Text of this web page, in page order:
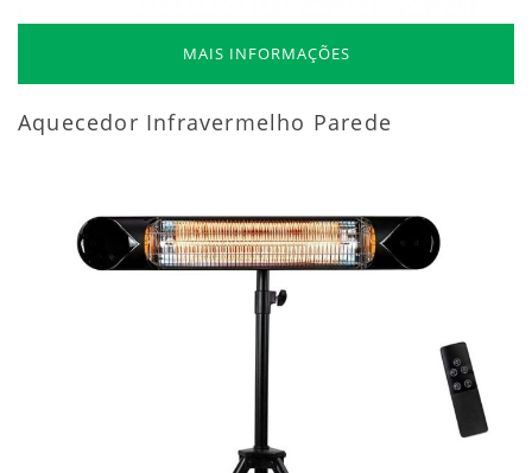
MAIS INFORMAÇÕES
Aquecedor Infravermelho Parede